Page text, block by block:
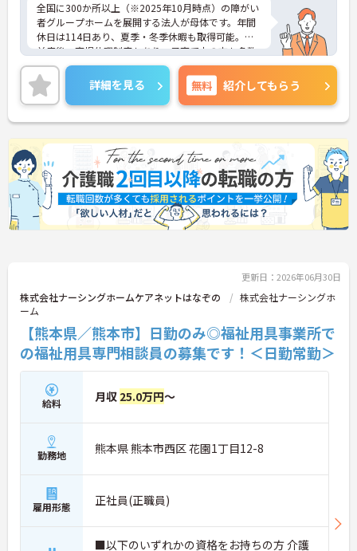
全国に300か所以上（※2025年10月時点）の障がい
者グループホームを展開する法人が母体です。年間
休日は114日あり、夏季・冬季休暇も取得可能。産
前産後・育児休暇制度もあり、子育て中の方も多数
活躍中で、ワークライフバランスを大切にしながら
働ける環境が整っています。研修制度や外部勉強会
の受講支援もあり、スキルアップもしっかりサポー
ト。将来的には管理者やエリアマネージャーへのキ
ャリアアップも目指せます。20代から60代まで幅広
い年代のスタッフが活躍しており、和やかな雰囲気
の職場です。介護経験を活かしたい方、福祉の資格
をお持ちの方、安定した法人でキャリアを築きたい
方におすすめです。
★おすすめPOINT★
・生活支援員からスタートし、サービス管理責任者
ネジメント職への挑戦も視野に入れていただけま
す。
・年間休日114日、残業月平均10時間程度という就
業環境に加え、産前産後休暇や育児休暇制度がしっ
かりと整備されています。オンとオフの切り替えを
明確にし、心身ともに充実した状態で長くご活躍い
・グループホーム一棟あたりの入居者様20名定員を
常時2～4名のスタッフで支援、国基準を上回る人員
配置や夜間複数名体制が敷かれているため、業務に
追われることなくご利用者様のペースに合わせたサ
ポートが可能です。施設も専用設計で働きやすく、
ご自身の理想とする福祉を実践できる環境が整って
詳細を見る 無料 紹介してもらう
更新日：2026年06月30日
株式会社ナーシングホームケアネットはなぞの
株式会社ナーシングホ
ーム
【熊本県／熊本市】日勤のみ◎福祉用具事業所で
の福祉用具専門相談員の募集です！＜日勤常勤＞
給料 月収 25.0万円～
勤務地 熊本県 熊本市西区 花園1丁目12-8
雇用形態 正社員(正職員)
■以下のいずれかの資格をお持ちの方 介護